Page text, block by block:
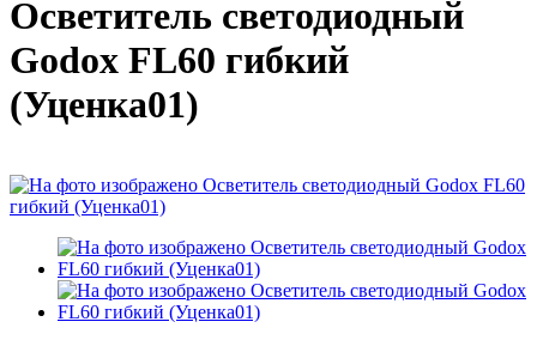
Осветитель светодиодный
Godox FL60 гибкий
(Уценка01)